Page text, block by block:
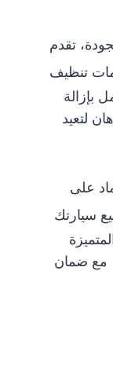
تقدم
تنظيف
بإزالة
لتعيد
على
سيارتك
مع ضمان